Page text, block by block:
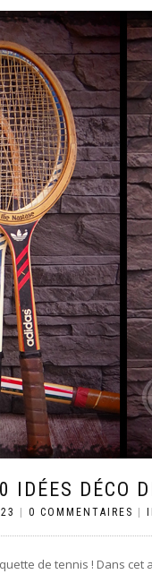
IDÉES DÉCO
0 COMMENTAIRES
de tennis ! Dans